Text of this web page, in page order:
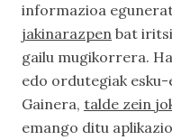
informazioa
jakinarazpen bat
gailu mugikorrera.
edo ordutegiak
Gainera, talde zein
emango ditu